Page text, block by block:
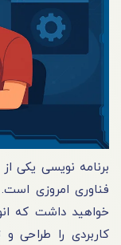
برنامه نویسی یکی
فناوری امروزی
خواهید داشت که
کاربردی را طراحی